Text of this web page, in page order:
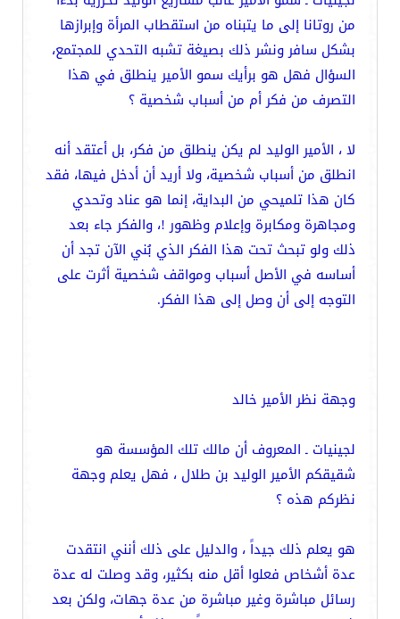
من روتانا إلى ما يتبناه من استقطاب المرأة وإبرازها
بشكل سافر ونشر ذلك بصيغة تشبه التحدي للمجتمع،
السؤال فهل هو برأيك سمو الأمير ينطلق في هذا
التصرف من فكر أم من أسباب شخصية ؟
لا ، الأمير الوليد لم يكن ينطلق من فكر، بل أعتقد أنه
انطلق من أسباب شخصية، ولا أريد أن أدخل فيها، فقد
كان هذا تلميحي من البداية، إنما هو عناد وتحدي
ومجاهرة ومكابرة وإعلام وظهور !، والفكر جاء بعد
ذلك ولو تبحث تحت هذا الفكر الذي بُني الآن تجد أن
أساسه في الأصل أسباب ومواقف شخصية أثرت على
التوجه إلى أن وصل إلى هذا الفكر.
وجهة نظر الأمير خالد
لجينيات ـ المعروف أن مالك تلك المؤسسة هو
شقيقكم الأمير الوليد بن طلال ، فهل يعلم وجهة
نظركم هذه ؟
هو يعلم ذلك جيداً ، والدليل على ذلك أنني انتقدت
عدة أشخاص فعلوا أقل منه بكثير، وقد وصلت له عدة
رسائل مباشرة وغير مباشرة من عدة جهات، ولكن بعد